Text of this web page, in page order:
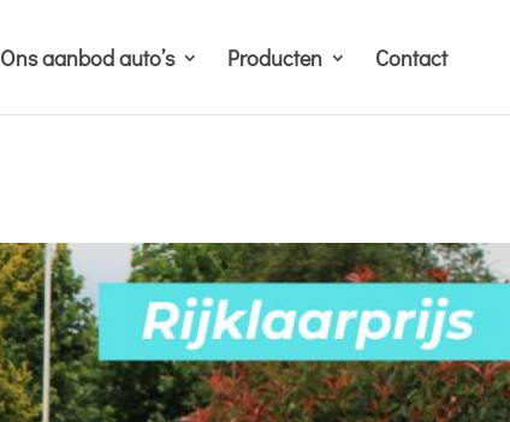
Ons aanbod auto’s Producten Contact